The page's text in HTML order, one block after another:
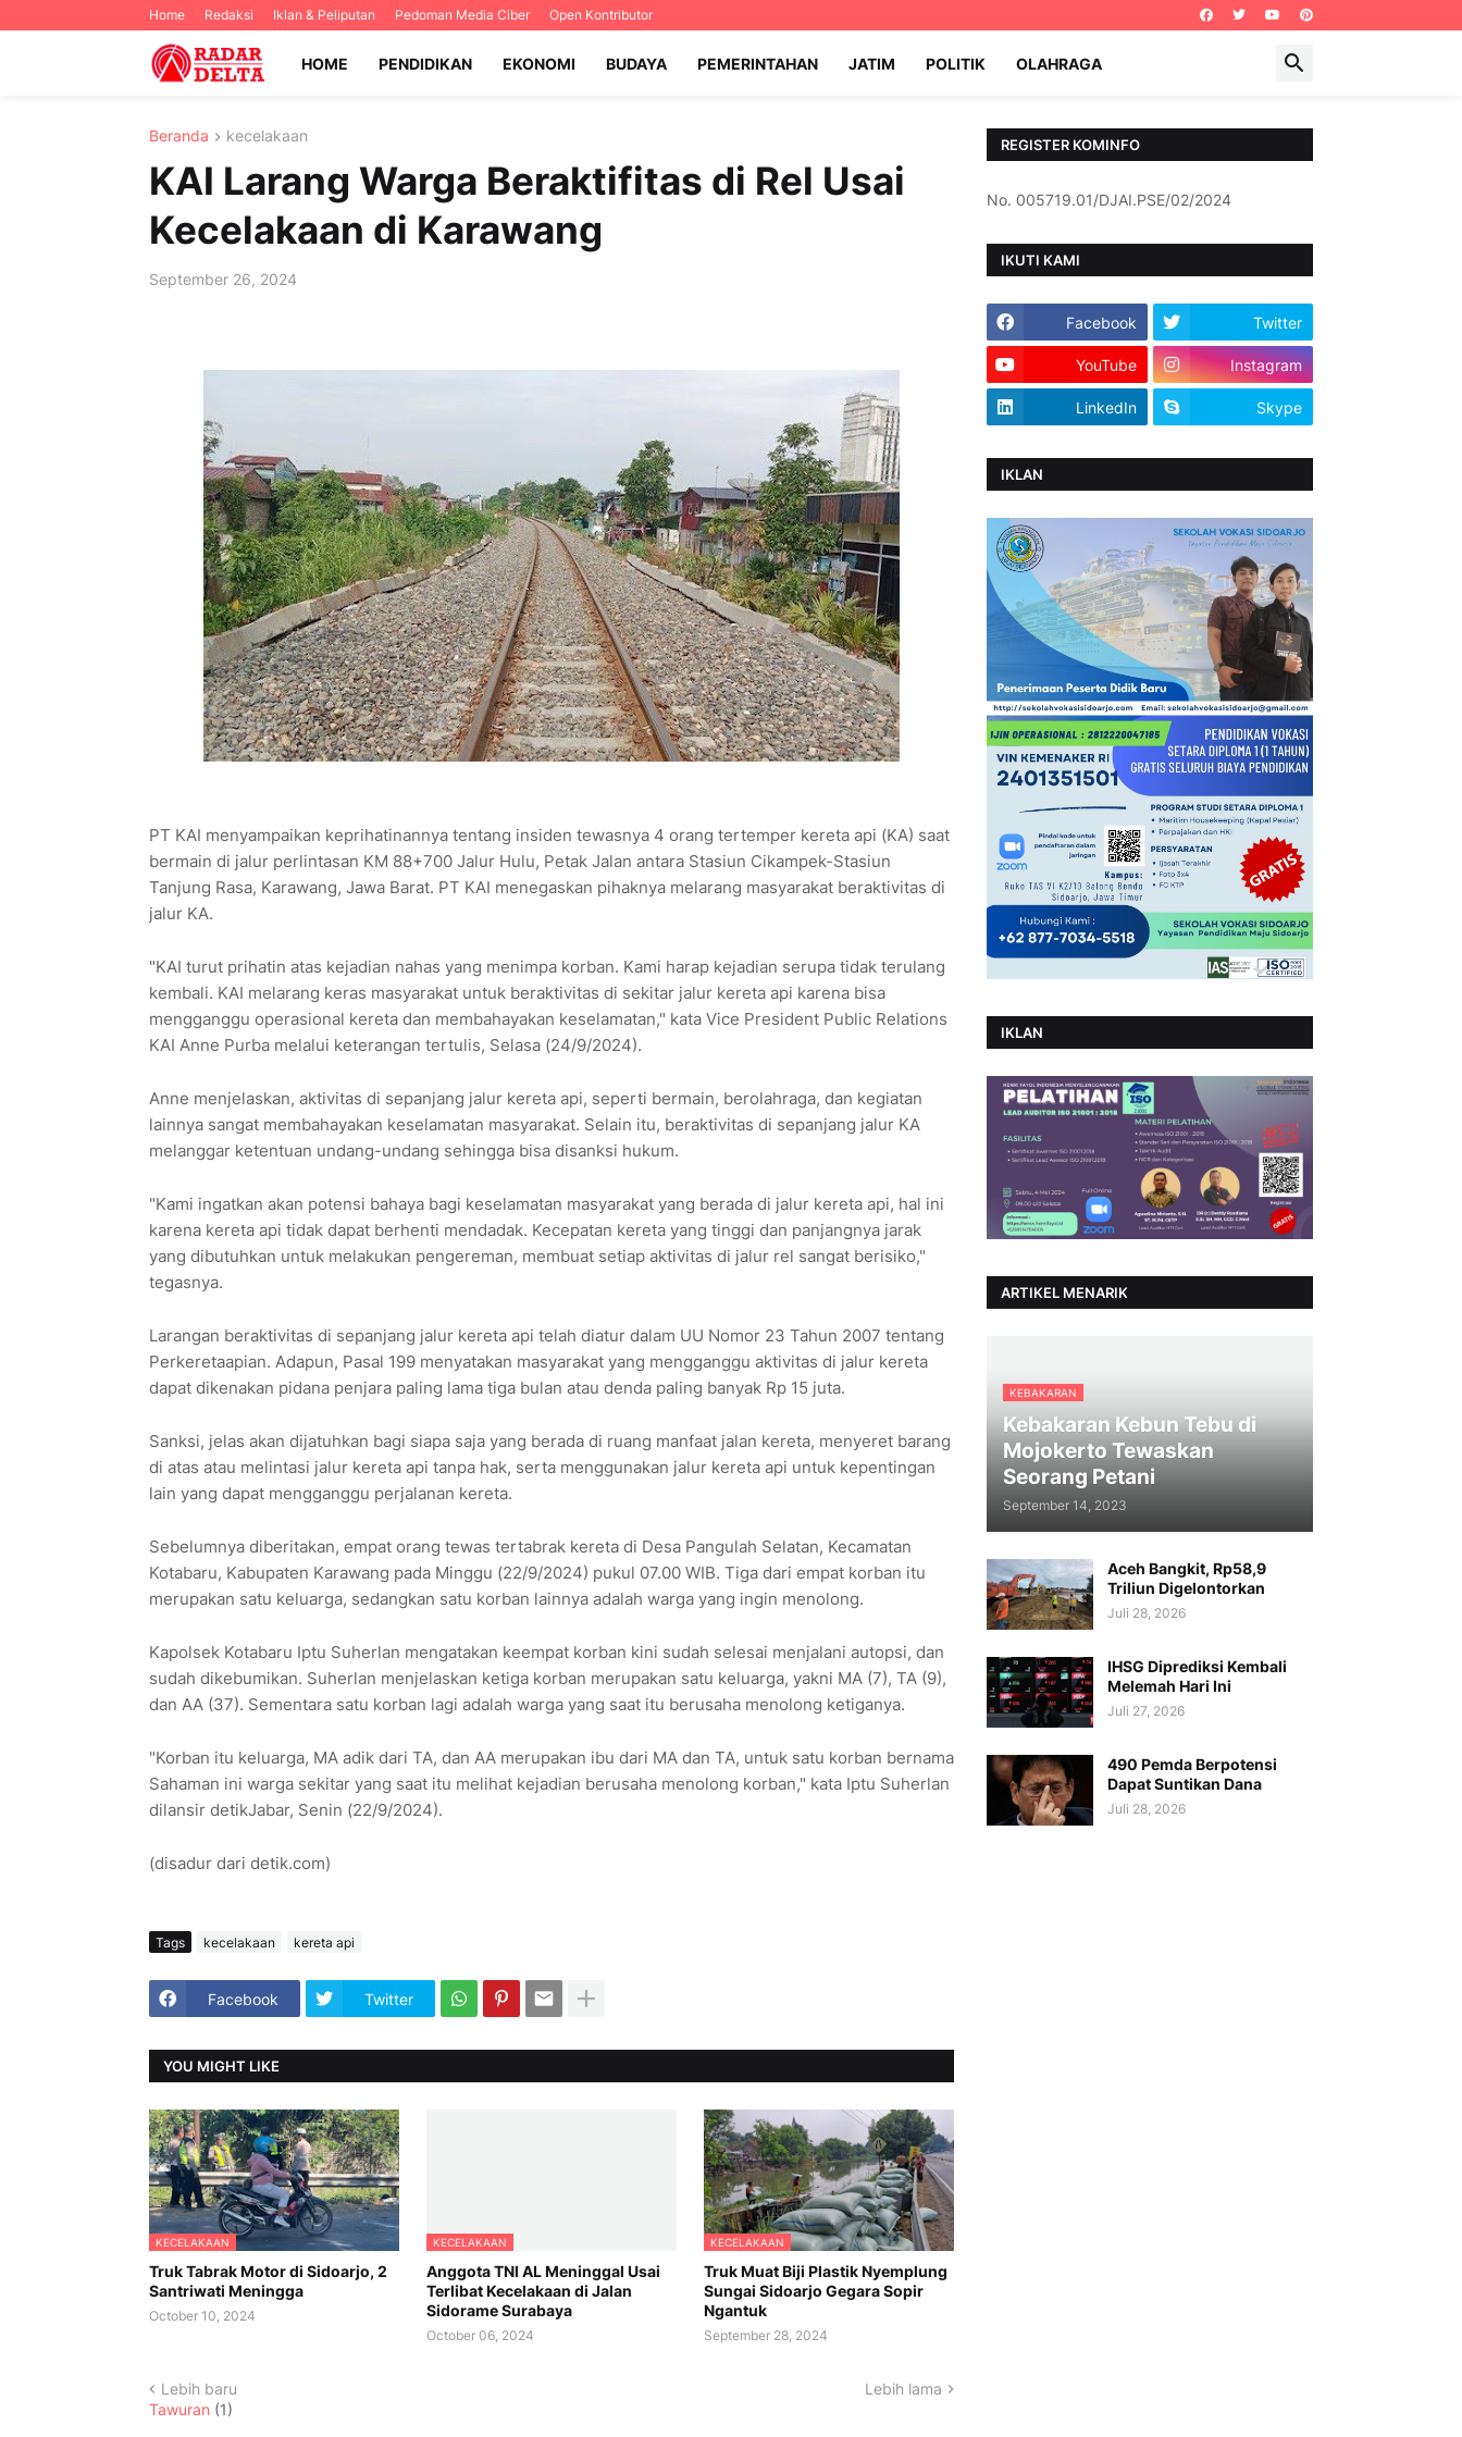
Home Redaksi Iklan & Peliputan Pedoman Media Ciber Open Kontributor
HOME PENDIDIKAN EKONOMI BUDAYA PEMERINTAHAN JATIM POLITIK OLAHRAGA
Beranda kecelakaan
KAI Larang Warga Beraktifitas di Rel Usai
Kecelakaan di Karawang
September 26, 2024
PT KAI menyampaikan keprihatinannya tentang insiden tewasnya 4 orang tertemper kereta api (KA) saat
bermain di jalur perlintasan KM 88+700 Jalur Hulu, Petak Jalan antara Stasiun Cikampek-Stasiun
Tanjung Rasa, Karawang, Jawa Barat. PT KAI menegaskan pihaknya melarang masyarakat beraktivitas di
jalur KA.
"KAI turut prihatin atas kejadian nahas yang menimpa korban. Kami harap kejadian serupa tidak terulang
kembali. KAI melarang keras masyarakat untuk beraktivitas di sekitar jalur kereta api karena bisa
mengganggu operasional kereta dan membahayakan keselamatan," kata Vice President Public Relations
KAI Anne Purba melalui keterangan tertulis, Selasa (24/9/2024).
Anne menjelaskan, aktivitas di sepanjang jalur kereta api, seperti bermain, berolahraga, dan kegiatan
lainnya sangat membahayakan keselamatan masyarakat. Selain itu, beraktivitas di sepanjang jalur KA
melanggar ketentuan undang-undang sehingga bisa disanksi hukum.
"Kami ingatkan akan potensi bahaya bagi keselamatan masyarakat yang berada di jalur kereta api, hal ini
karena kereta api tidak dapat berhenti mendadak. Kecepatan kereta yang tinggi dan panjangnya jarak
yang dibutuhkan untuk melakukan pengereman, membuat setiap aktivitas di jalur rel sangat berisiko,"
tegasnya.
Larangan beraktivitas di sepanjang jalur kereta api telah diatur dalam UU Nomor 23 Tahun 2007 tentang
Perkeretaapian. Adapun, Pasal 199 menyatakan masyarakat yang mengganggu aktivitas di jalur kereta
dapat dikenakan pidana penjara paling lama tiga bulan atau denda paling banyak Rp 15 juta.
Sanksi, jelas akan dijatuhkan bagi siapa saja yang berada di ruang manfaat jalan kereta, menyeret barang
di atas atau melintasi jalur kereta api tanpa hak, serta menggunakan jalur kereta api untuk kepentingan
lain yang dapat mengganggu perjalanan kereta.
Sebelumnya diberitakan, empat orang tewas tertabrak kereta di Desa Pangulah Selatan, Kecamatan
Kotabaru, Kabupaten Karawang pada Minggu (22/9/2024) pukul 07.00 WIB. Tiga dari empat korban itu
merupakan satu keluarga, sedangkan satu korban lainnya adalah warga yang ingin menolong.
Kapolsek Kotabaru Iptu Suherlan mengatakan keempat korban kini sudah selesai menjalani autopsi, dan
sudah dikebumikan. Suherlan menjelaskan ketiga korban merupakan satu keluarga, yakni MA (7), TA (9),
dan AA (37). Sementara satu korban lagi adalah warga yang saat itu berusaha menolong ketiganya.
"Korban itu keluarga, MA adik dari TA, dan AA merupakan ibu dari MA dan TA, untuk satu korban bernama
Sahaman ini warga sekitar yang saat itu melihat kejadian berusaha menolong korban," kata Iptu Suherlan
dilansir detikJabar, Senin (22/9/2024).
(disadur dari detik.com)
Tags kecelakaan kereta api
Facebook Twitter
YOU MIGHT LIKE
KECELAKAAN
Truk Tabrak Motor di Sidoarjo, 2
Santriwati Meningga
October 10, 2024
KECELAKAAN
Anggota TNI AL Meninggal Usai
Terlibat Kecelakaan di Jalan
Sidorame Surabaya
October 06, 2024
KECELAKAAN
Truk Muat Biji Plastik Nyemplung
Sungai Sidoarjo Gegara Sopir
Ngantuk
September 28, 2024
Lebih baru
Lebih lama
Tawuran (1)
REGISTER KOMINFO
No. 005719.01/DJAI.PSE/02/2024
IKUTI KAMI
Facebook Twitter
YouTube Instagram
LinkedIn Skype
IKLAN
IKLAN
ARTIKEL MENARIK
KEBAKARAN
Kebakaran Kebun Tebu di
Mojokerto Tewaskan
Seorang Petani
September 14, 2023
Aceh Bangkit, Rp58,9
Triliun Digelontorkan
Juli 28, 2026
IHSG Diprediksi Kembali
Melemah Hari Ini
Juli 27, 2026
490 Pemda Berpotensi
Dapat Suntikan Dana
Juli 28, 2026